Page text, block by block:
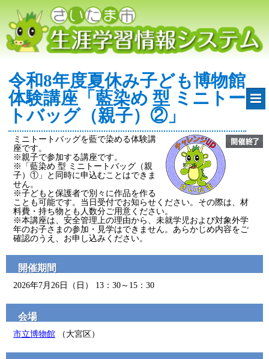
令和8年度夏休み子ども博物館
体験講座「藍染め 型 ミニトー
トバッグ（親子）②」
ミニトートバッグを藍で染める体験講
座です。
※親子で参加する講座です。
※「藍染め 型 ミニトートバッグ（親
子）①」と同時に申込むことはできま
せん。
※子どもと保護者で別々に作品を作る
ことも可能です。当日受付でお知らせください。その際は、材
料費・持ち物とも人数分ご用意ください。
※本講座は、安全管理上の理由から、未就学児および対象外学
年のお子さまの参加・見学はできません。あらかじめ内容をご
確認のうえ、お申し込みください。
開催期間
2026年7月26日（日） 13：30～15：30
会場
市立博物館 （大宮区）